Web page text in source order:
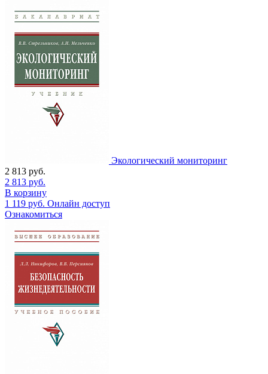
Экологический мониторинг
2 813 руб.
2 813 руб.
В корзину
1 119 руб. Онлайн доступ
Ознакомиться